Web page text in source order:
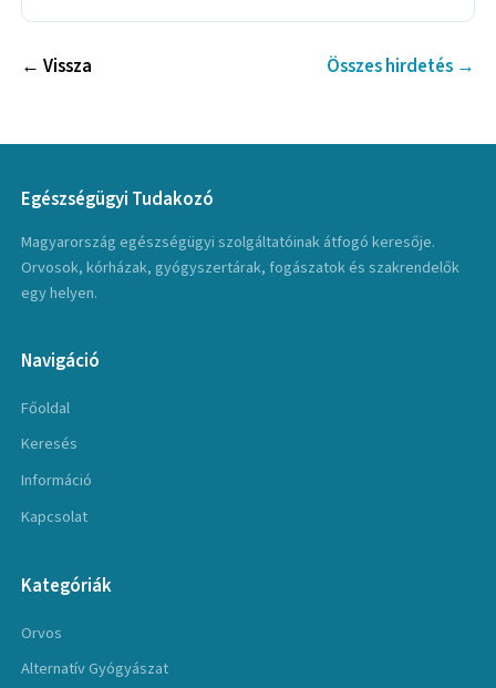
← Vissza Összes hirdetés →
Egészségügyi Tudakozó
Magyarország egészségügyi szolgáltatóinak átfogó keresője.
Orvosok, kórházak, gyógyszertárak, fogászatok és szakrendelők
egy helyen.
Navigáció
Főoldal
Keresés
Információ
Kapcsolat
Kategóriák
Orvos
Alternatív Gyógyászat